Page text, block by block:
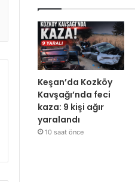
Keşan’da Kozköy
Kavşağı’nda feci
kaza: 9 kişi ağır
yaralandı
10 saat önce